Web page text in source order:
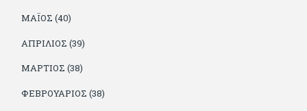
ΜΆΙΟΣ (40)
ΑΠΡΊΛΙΟΣ (39)
ΜΆΡΤΙΟΣ (38)
ΦΕΒΡΟΥΆΡΙΟΣ (38)